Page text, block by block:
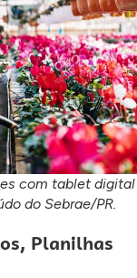
com tablet digital
do Sebrae/PR.
Planilhas